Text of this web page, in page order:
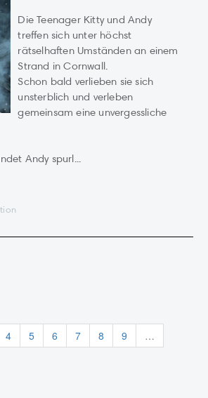
Die Teenager Kitty und Andy
treffen sich unter höchst
rätselhaften Umständen an einem
Strand in Cornwall.
Schon bald verlieben sie sich
unsterblich und verleben
gemeinsam eine unvergessliche
Andy spurl...
4 5 6 7 8 9
…